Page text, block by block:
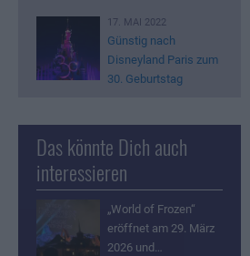
17. MAI 2022
Günstig nach
Disneyland Paris zum
30. Geburtstag
Das könnte Dich auch
interessieren
„World of Frozen“
eröffnet am 29. März
2026 und…